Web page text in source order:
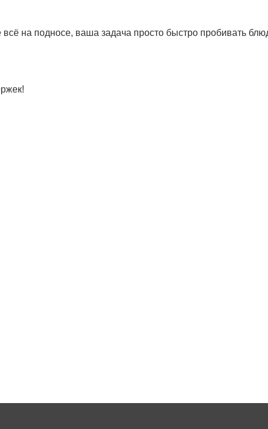
всё на подносе, ваша задача просто быстро пробивать